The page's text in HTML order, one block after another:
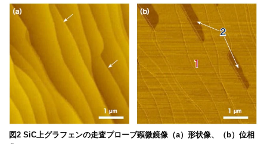
図2 SiC上グラフェンの走査プローブ顕微鏡像（a）形状像、（b）位相